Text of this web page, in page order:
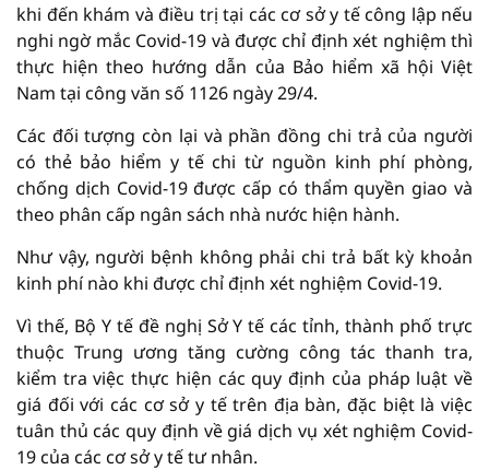
khi đến khám và điều trị tại các cơ sở y tế công lập nếu
nghi ngờ mắc Covid-19 và được chỉ định xét nghiệm thì
thực hiện theo hướng dẫn của Bảo hiểm xã hội Việt
Nam tại công văn số 1126 ngày 29/4.
Các đối tượng còn lại và phần đồng chi trả của người
có thẻ bảo hiểm y tế chi từ nguồn kinh phí phòng,
chống dịch Covid-19 được cấp có thẩm quyền giao và
theo phân cấp ngân sách nhà nước hiện hành.
Như vậy, người bệnh không phải chi trả bất kỳ khoản
kinh phí nào khi được chỉ định xét nghiệm Covid-19.
Vì thế, Bộ Y tế đề nghị Sở Y tế các tỉnh, thành phố trực
thuộc Trung ương tăng cường công tác thanh tra,
kiểm tra việc thực hiện các quy định của pháp luật về
giá đối với các cơ sở y tế trên địa bàn, đặc biệt là việc
tuân thủ các quy định về giá dịch vụ xét nghiệm Covid-
19 của các cơ sở y tế tư nhân.